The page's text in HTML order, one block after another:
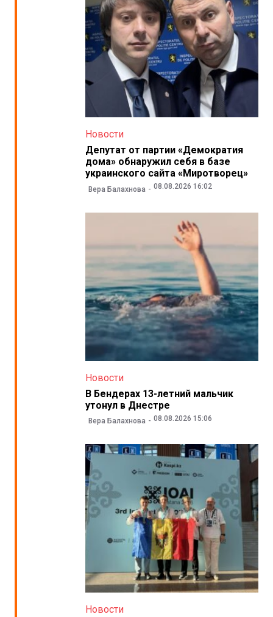
Новости
Депутат от партии «Демократия
дома» обнаружил себя в базе
украинского сайта «Миротворец»
Вера Балахнова 08.08.2026 16:02
Новости
В Бендерах 13-летний мальчик
утонул в Днестре
Вера Балахнова 08.08.2026 15:06
Новости